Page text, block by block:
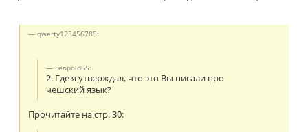
qwerty123456789:
Leopold65:
2. Где я утверждал, что это Вы писали про
чешский язык?
Прочитайте на стр. 30: